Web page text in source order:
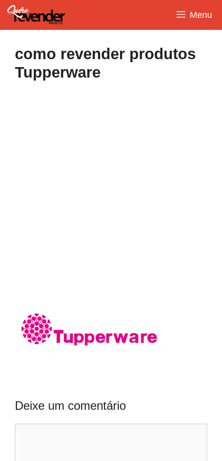
Pular
para
o
Menu
como revender produtos
Tupperware
Deixe um comentário